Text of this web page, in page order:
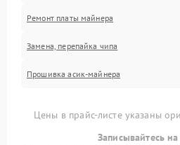
Ремонт платы майнера
Замена, перепайка чипа
Прошивка асик-майнера
Цены в прайс-листе указаны
Записывайтесь